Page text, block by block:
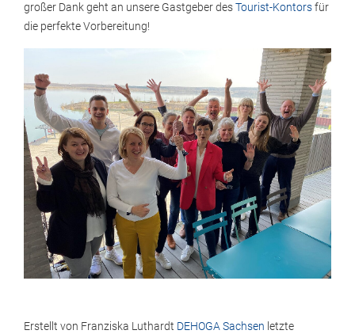
großer Dank geht an unsere Gastgeber desTourist-Kontorsfür
die perfekte Vorbereitung!
Erstellt von Franziska Luthardt DEHOGA Sachsen letzte